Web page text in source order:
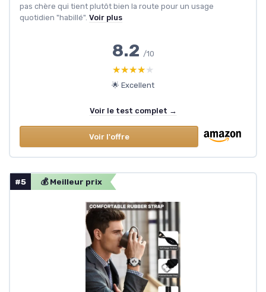
pas chère qui tient plutôt bien la route pour un usage
quotidien "habillé". Voir plus
8.2 /10
★★★★★
★★★★★
🌟 Excellent
Voir le test complet →
Voir l'offre
#5 💰 Meilleur prix